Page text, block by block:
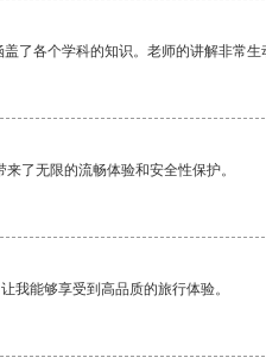
了各个学科的知识。老师的讲解非常生
了无限的流畅体验和安全性保护。
我能够享受到高品质的旅行体验。